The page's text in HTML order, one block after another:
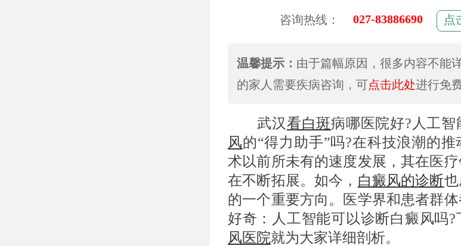
咨询热线： 027-83886690 点
温馨提示： 由于篇幅原因，很多内容不能
的家人需要疾病咨询，可点击此处进行免
武汉看白斑病哪医院好?人工智
风的“得力助手”吗?在科技浪潮的
术以前所未有的速度发展，其在医
在不断拓展。如今， 白癜风的诊断
的一个重要方向。医学界和患者群
好奇：人工智能可以诊断白癜风吗?
风医院就为大家详细剖析。